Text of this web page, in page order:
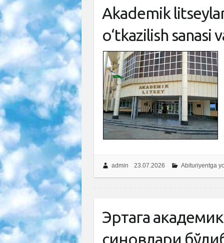
Akademik
o‘tkazilish sanasi
admin 23.07.2026 Abituriyentga
Эртага
синовлари